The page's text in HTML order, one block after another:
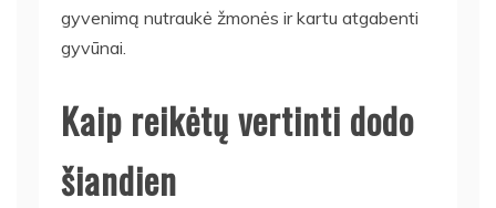
gyvenimą nutraukė žmonės ir kartu atgabenti
gyvūnai.
Kaip reikėtų vertinti dodo
šiandien